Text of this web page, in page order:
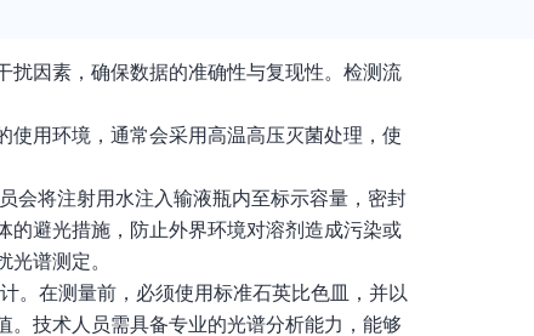
扰因素，确保数据的准确性与复现性。检测流
用环境，通常会采用高温高压灭菌处理，使
会将注射用水注入输液瓶内至标示容量，密封
的避光措施，防止外界环境对溶剂造成污染或
谱测定。
。在测量前，必须使用标准石英比色皿，并以
技术人员需具备专业的光谱分析能力，能够